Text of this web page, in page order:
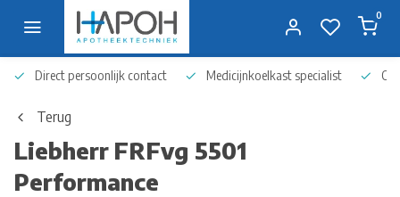
0
Direct persoonlijk contact Medicijnkoelkast specialist Op
Terug
Liebherr FRFvg 5501
Performance